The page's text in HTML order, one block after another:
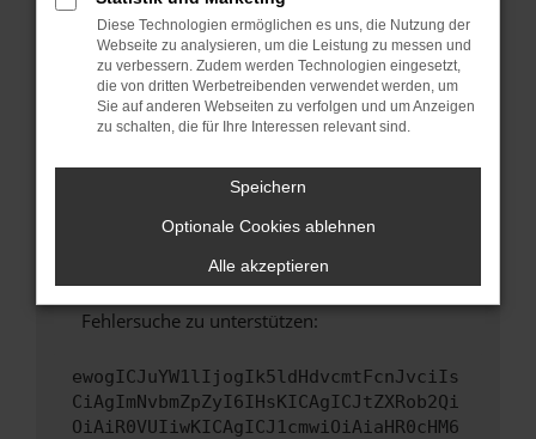
Betriebssystem auf dem neuesten Stand
sind.
Veraltete Software birgt nicht nur ein
Sicherheitsrisiko, sondern kann auch dazu
führen, dass bestimmte Funktionen nicht mehr
Wende dich an den Webseitenbetreiber.
Wenn du alle oben genannten Schritte versucht
hast, kontaktiere uns bitte. Wir werden
versuchen, das Problem zu beheben. Du kannst
uns diesen Text schicken, um uns bei der
Fehlersuche zu unterstützen:
ewogICJuYW1lIjogIk5ldHdvcmtFcnJvciIs
CiAgImNvbmZpZyI6IHsKICAgICJtZXRob2Qi
OiAiR0VUIiwKICAgICJ1cmwiOiAiaHR0cHM6
Diese Technologien ermöglichen es uns, die Nutzung der
Webseite zu analysieren, um die Leistung zu messen und
zu verbessern. Zudem werden Technologien eingesetzt,
die von dritten Werbetreibenden verwendet werden, um
Sie auf anderen Webseiten zu verfolgen und um Anzeigen
zu schalten, die für Ihre Interessen relevant sind.
Speichern
Optionale Cookies ablehnen
Alle akzeptieren